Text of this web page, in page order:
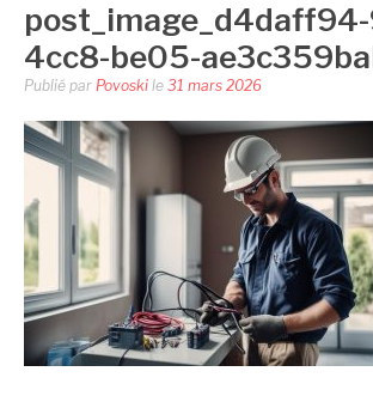
4cc8-be05-
Publié par Povoski le 31 mars 2026